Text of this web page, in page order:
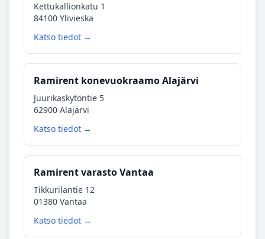
Kettukallionkatu 1
84100 Ylivieska
Katso tiedot →
Ramirent konevuokraamo Alajärvi
Juurikaskytöntie 5
62900 Alajärvi
Katso tiedot →
Ramirent varasto Vantaa
Tikkurilantie 12
01380 Vantaa
Katso tiedot →